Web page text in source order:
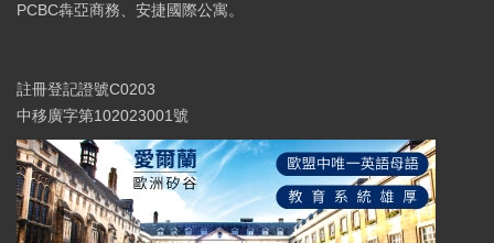
PCBC犇亞商務、安捷國際公寓。
註冊登記證號C0203
中移廣字第102023001號